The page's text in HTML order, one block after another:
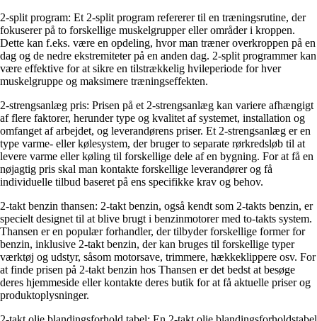
2-split program: Et 2-split program refererer til en træningsrutine, der
fokuserer på to forskellige muskelgrupper eller områder i kroppen.
Dette kan f.eks. være en opdeling, hvor man træner overkroppen på en
dag og de nedre ekstremiteter på en anden dag. 2-split programmer kan
være effektive for at sikre en tilstrækkelig hvileperiode for hver
muskelgruppe og maksimere træningseffekten.
2-strengsanlæg pris: Prisen på et 2-strengsanlæg kan variere afhængigt
af flere faktorer, herunder type og kvalitet af systemet, installation og
omfanget af arbejdet, og leverandørens priser. Et 2-strengsanlæg er en
type varme- eller kølesystem, der bruger to separate rørkredsløb til at
levere varme eller køling til forskellige dele af en bygning. For at få en
nøjagtig pris skal man kontakte forskellige leverandører og få
individuelle tilbud baseret på ens specifikke krav og behov.
2-takt benzin thansen: 2-takt benzin, også kendt som 2-takts benzin, er
specielt designet til at blive brugt i benzinmotorer med to-takts system.
Thansen er en populær forhandler, der tilbyder forskellige former for
benzin, inklusive 2-takt benzin, der kan bruges til forskellige typer
værktøj og udstyr, såsom motorsave, trimmere, hækkeklippere osv. For
at finde prisen på 2-takt benzin hos Thansen er det bedst at besøge
deres hjemmeside eller kontakte deres butik for at få aktuelle priser og
produktoplysninger.